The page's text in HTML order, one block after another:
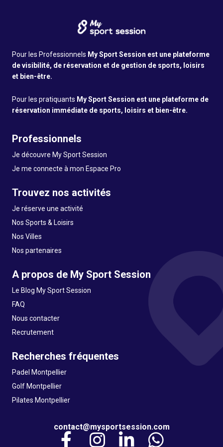
Pour les Professionnels My Sport Session est une plateforme
de visibilité, de réservation et de gestion de sports, loisirs
et bien-être.
Pour les pratiquants My Sport Session est une plateforme de
réservation immédiate de sports, loisirs et bien-être.
Professionnels
Je découvre My Sport Session
Je me connecte à mon Espace Pro
Trouvez nos activités
Je réserve une activité
Nos Sports & Loisirs
Nos Villes
Nos partenaires
A propos de My Sport Session
Le Blog My Sport Session
FAQ
Nous contacter
Recrutement
Recherches fréquentes
Padel Montpellier
Golf Montpellier
Pilates Montpellier
contact@mysportsession.com